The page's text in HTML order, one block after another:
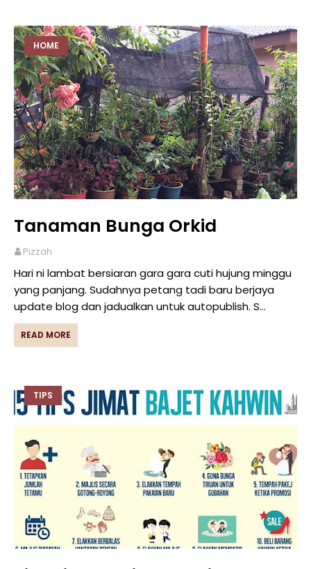
HOME
Tanaman Bunga Orkid
Pizzah
Hari ni lambat bersiaran gara gara cuti hujung minggu
yang panjang. Sudahnya petang tadi baru berjaya
update blog dan jadualkan untuk autopublish. S…
READ MORE
TIPS